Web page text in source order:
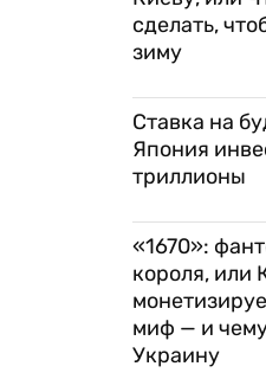
сделать,
зиму
Ставка на
Япония
триллионы
«1670»:
короля, или
миф — и
Украину